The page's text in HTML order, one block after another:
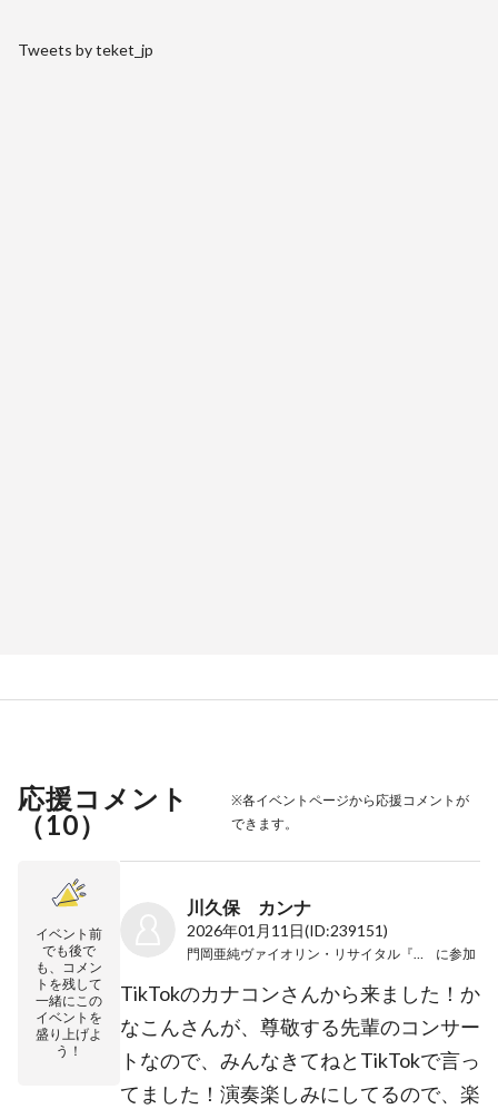
Tweets by teket_jp
応援コメント
（10）
※各イベントページから応援コメントが
できます。
イベント前
でも後で
も、コメン
トを残して
一緒にこの
イベントを
盛り上げよ
う！
川久保 カンナ
2026年01月11日(ID:239151)
に参加
TikTokのカナコンさんから来ました！か
なこんさんが、尊敬する先輩のコンサー
トなので、みんなきてねとTikTokで言っ
てました！演奏楽しみにしてるので、楽